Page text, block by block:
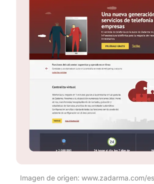
Imagen de origen: www.zadarma.com/